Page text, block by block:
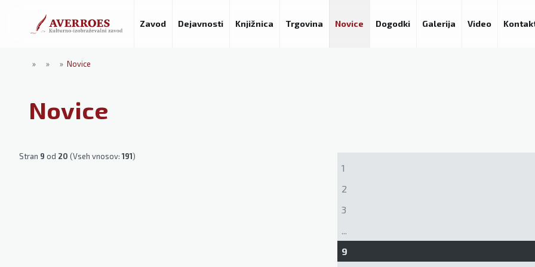
Zavod Dejavnosti Knjižnica Trgovina Novice Dogodki Galerija Video
» » » Novice
Novice
Stran 9 od 20 (Vseh vnosov:191)
1
2
3
...
9